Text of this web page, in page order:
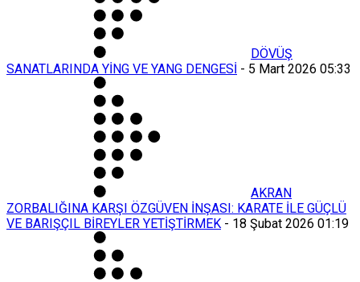
DÖVÜŞ
SANATLARINDA YİNG VE YANG DENGESİ - 5 Mart 2026 05:33
AKRAN
ZORBALIĞINA KARŞI ÖZGÜVEN İNŞASI: KARATE İLE GÜÇLÜ
VE BARIŞÇIL BİREYLER YETİŞTİRMEK - 18 Şubat 2026 01:19